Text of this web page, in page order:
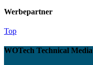
Werbepartner
Top
WOTech Technical Media